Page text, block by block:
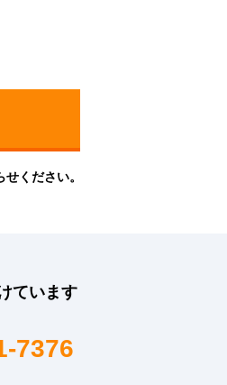
ください。
ています
7376